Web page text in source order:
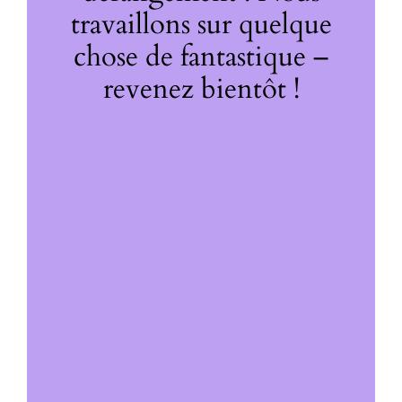
travaillons sur quelque
chose de fantastique –
revenez bientôt !